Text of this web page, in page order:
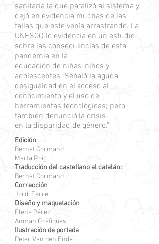
sanitaria la que paralizó al sistema y
dejó en evidencia muchas de las
fallas que este venía arrastrando. La
UNESCO lo evidencia en un estudio
sobre las consecuencias de esta
pandemia en la
educación de niñas, niños y
adolescentes. Señaló la aguda
desigualdad en el acceso al
conocimiento y el uso de
herramientas tecnológicas; pero
también denunció la crisis
en la disparidad de género."
Edición
Bernat Cormand
Marta Roig
Traducción del castellano al catalán:
Bernat Cormand
Corrección
Jordi Ferré
Diseño y maquetación
Elena Pérez
Anman Gràfiques
Ilustración de portada
Peter Van den Ende